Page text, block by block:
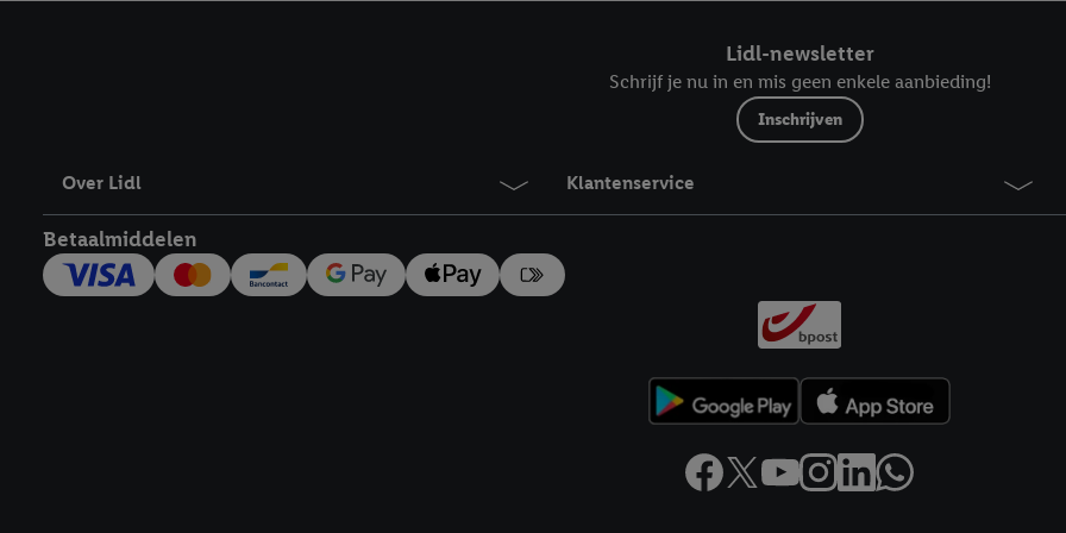
Lidl-newsletter
Schrijf je nu in en mis geen enkele aanbieding!
Inschrijven
Over Lidl Klantenservice
Betaalmiddelen